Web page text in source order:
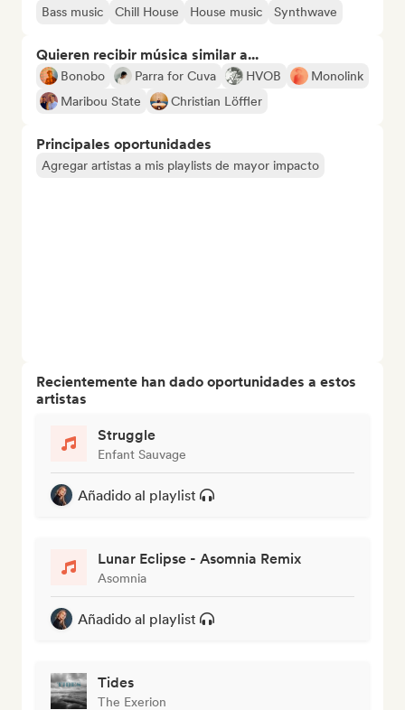
Bass music Chill House House music Synthwave
Quieren recibir música similar a...
Bonobo Parra for Cuva HVOB
Monolink
Maribou State
Christian Löffler
Principales oportunidades
Agregar artistas a mis playlists de mayor impacto
Recientemente han dado oportunidades a estos
artistas
Struggle
Enfant Sauvage
Añadido al playlist
Lunar Eclipse - Asomnia Remix
Asomnia
Añadido al playlist
Tides
The Exerion